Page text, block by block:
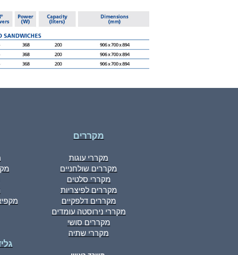
מקררים
מקררי עוגות
מקררים שולחניים
מקררי סלטים
מקררים לפיצריות
מקררים דלפקיים
מקררי נירוסטה עומדים
מקררים סושי
מקררי שתיה